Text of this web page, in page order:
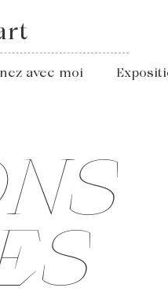
avec moi